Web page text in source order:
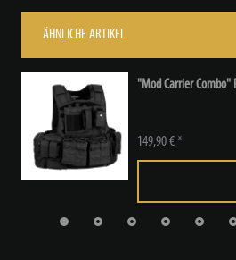
ÄHNLICHE ARTIKEL
"Mod Carrier Combo"
149,90 € *